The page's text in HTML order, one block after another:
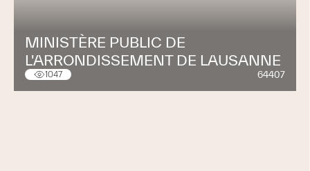
MINISTÈRE PUBLIC DE
L'ARRONDISSEMENT DE LAUSANNE
1047 64407